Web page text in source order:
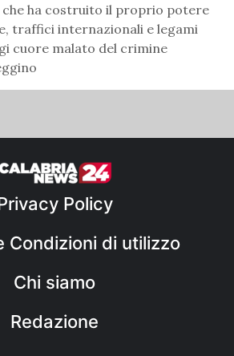
ha costruito il proprio potere
traffici internazionali e legami
cuore malato del crimine
Policy
Condizioni di utilizzo
Chi siamo
Redazione